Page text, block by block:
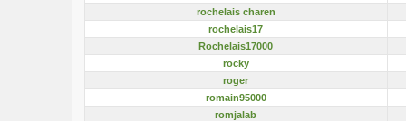
rochelais charen
rochelais17
Rochelais17000
rocky
roger
romain95000
romjalab